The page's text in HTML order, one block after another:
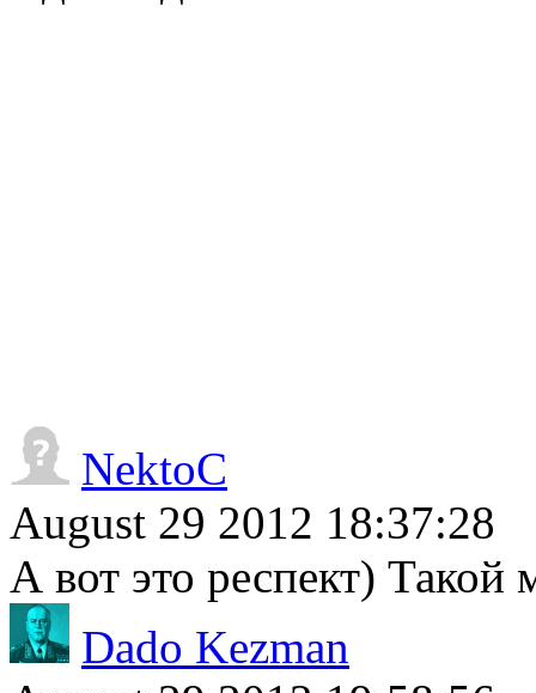
NektoC
August 29 2012 18:37:28
А вот это респект) Такой
Dado Kezman